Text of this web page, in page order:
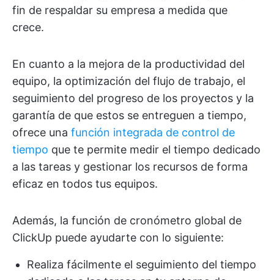
fin de respaldar su empresa a medida que
crece.
En cuanto a la mejora de la productividad del
equipo, la optimización del flujo de trabajo, el
seguimiento del progreso de los proyectos y la
garantía de que estos se entreguen a tiempo,
ofrece una función integrada de control de
tiempo que te permite medir el tiempo dedicado
a las tareas y gestionar los recursos de forma
eficaz en todos tus equipos.
Además, la función de cronómetro global de
ClickUp puede ayudarte con lo siguiente:
Realiza fácilmente el seguimiento del tiempo